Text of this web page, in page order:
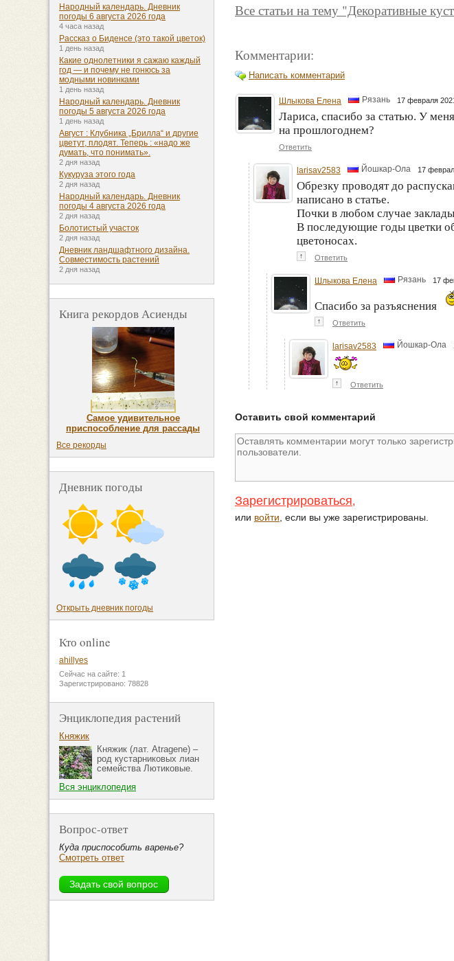
Все статьи на тему "Декоративные
Комментарии:
Написать комментарий
Шлыкова Елена Рязань 17 февраля
Лариса, спасибо за статью. У
на прошлогоднем?
Ответить
larisav2583 Йошкар-Ола 17
Обрезку проводят до
написано в статье.
Почки в любом случае
В последующие годы цветки
цветоносах.
↑ Ответить
Шлыкова Елена Рязань 17
Спасибо за разъяснения
↑ Ответить
larisav2583 Йошкар-Ола
↑ Ответить
Оставить свой комментарий
Зарегистрироваться,
или войти , если вы уже зарегистрированы.
Народный календарь. Дневник
погоды 6 августа 2026 года
4 часа назад
Рассказ о Биденсе (это такой цветок)
1 день назад
Какие однолетники я сажаю каждый
год — и почему не гонюсь за
модными новинками
1 день назад
Народный календарь. Дневник
погоды 5 августа 2026 года
1 день назад
Август : Клубника „Брилла“ и другие
цветут, плодят. Теперь : «надо же
думать, что понимать».
2 дня назад
Кукуруза этого года
2 дня назад
Народный календарь. Дневник
погоды 4 августа 2026 года
2 дня назад
Болотистый участок
2 дня назад
Дневник ландшафтного дизайна.
Совместимость растений
2 дня назад
Книга рекордов Асиенды
Самое удивительное
приспособление для рассады
Все рекорды
Дневник погоды
Открыть дневник погоды
Кто online
ahillyes
Сейчас на сайте: 1
Зарегистрировано: 78828
Энциклопедия растений
Княжик
Княжик (лат. Atragene) –
род кустарниковых лиан
семейства Лютиковые.
Вся энциклопедия
Вопрос-ответ
Куда приспособить варенье?
Смотреть ответ